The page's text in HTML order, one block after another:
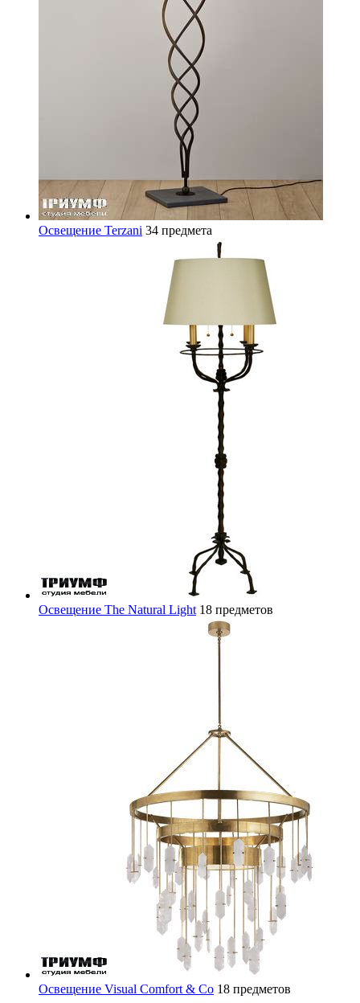
Освещение Terzani 34 предмета
Освещение The Natural Light 18 предметов
Освещение Visual Comfort & Co 18 предметов